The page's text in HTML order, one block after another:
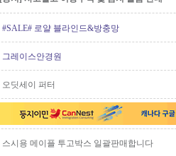
#SALE# 로얄 블라인드&방충망
그레이스안경원
오딧세이 퍼터
스시용 메이플 투고박스 일괄판매합니다